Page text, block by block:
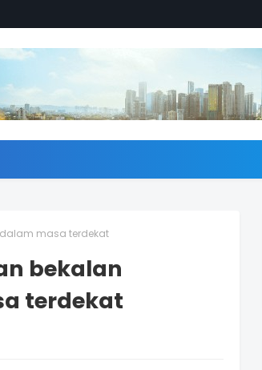
masa terdekat
bekalan
terdekat